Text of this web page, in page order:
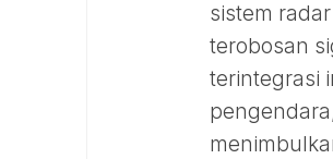
sistem
terobosan
terintegrasi